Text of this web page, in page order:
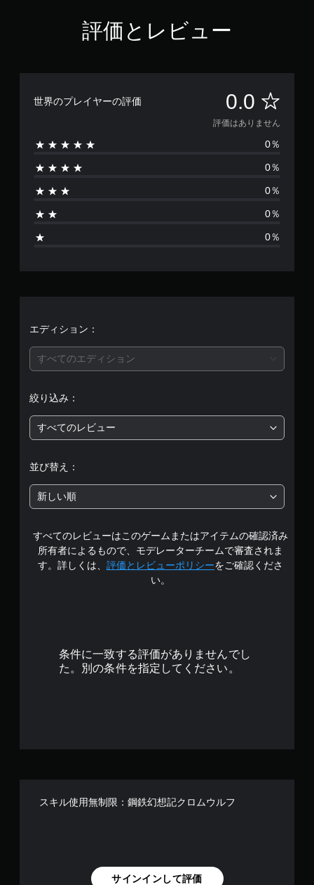
評価とレビュー
世界のプレイヤーの評価 0.0 評
価
は
あ
ま
評価はありません
0％
0％
0％
0％
0％
エディション：
すべてのエディション
絞り込み：
すべてのレビュー
並び替え：
新しい順
すべてのレビューはこのゲームまたはアイテムの確認済み
所有者によるもので、モデレーターチームで審査されま
す。詳しくは、 評価とレビューポリシーをご確認くださ
い。
条件に一致する評価がありませんでし
た。別の条件を指定してください。
スキル使用無制限：鋼鉄幻想記クロムウルフ
サインインして評価